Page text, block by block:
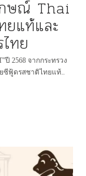
ษณ์ Thai
ยแท้และ
ทย
ปี 2568 จากกระทรวง
ฟู้ดรสชาติไทยแท้..